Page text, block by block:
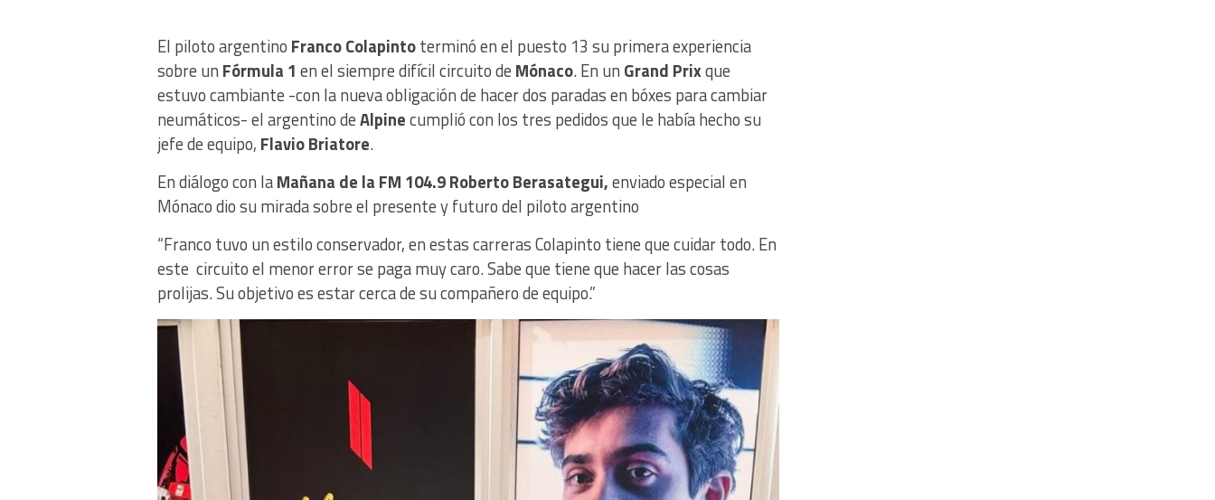
El piloto argentino Franco Colapintoterminó en el puesto 13 su primera experiencia
sobre un Fórmula 1 en el siempre difícil circuito de Mónaco. En un Grand Prixque
estuvo cambiante -con la nueva obligación de hacer dos paradas en bóxes para cambiar
neumáticos- el argentino deAlpinecumplió con los tres pedidos que le había hecho su
jefe de equipo, Flavio Briatore.
En diálogo con laMañana de la FM 104.9 Roberto Berasategui,enviado especial en
Mónaco dio su mirada sobre el presente y futuro del piloto argentino
“Franco tuvo un estilo conservador, en estas carreras Colapinto tiene que cuidar todo. En
este circuito el menor error se paga muy caro. Sabe que tiene que hacer las cosas
prolijas. Su objetivo es estar cerca de su compañero de equipo.”